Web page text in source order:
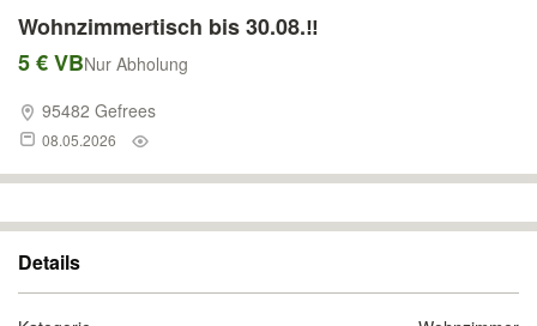
Wohnzimmertisch bis 30.08.‼️
5 € VBNur Abholung
95482 Gefrees
08.05.2026
Details